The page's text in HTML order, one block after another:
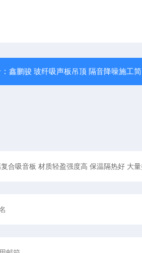
：鑫鹏骏 玻纤吸声板吊顶 隔音降噪施工简单安装便捷